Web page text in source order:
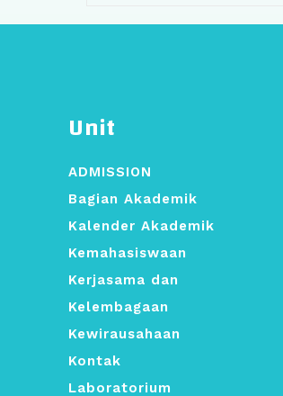
Unit
ADMISSION
Bagian Akademik
Kalender Akademik
Kemahasiswaan
Kerjasama dan
Kelembagaan
Kewirausahaan
Kontak
Laboratorium